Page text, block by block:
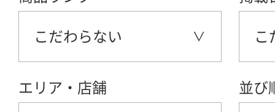
こだわらない こ
エリア・店舗 並び